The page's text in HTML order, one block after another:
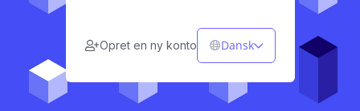
Opret en ny konto Dansk